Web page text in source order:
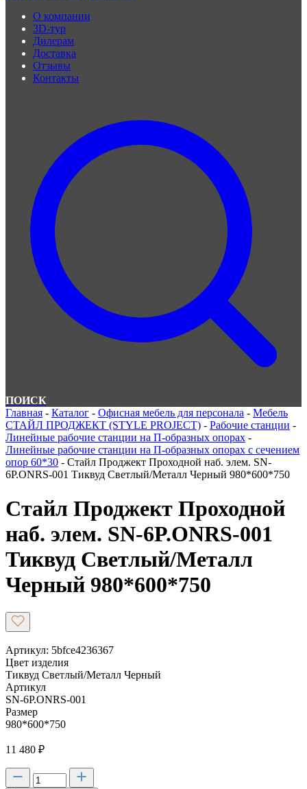
О компании
3D-тур
Дилерам
Доставка
Отзывы
Контакты
ПОИСК
Главная - Каталог - Офисная мебель для персонала - Мебель
СТАЙЛ ПРОДЖЕКТ (STYLE PROJECT) - Рабочие станции -
Линейные рабочие станции на П-образных опорах -
Линейные рабочие станции на П-образных опорах с сечением
опор 60*30 - Стайл Проджект Проходной наб. элем. SN-
6P.ONRS-001 Тиквуд Светлый/Металл Черный 980*600*750
Стайл Проджект Проходной
наб. элем. SN-6P.ONRS-001
Тиквуд Светлый/Металл
Черный 980*600*750
Артикул: 5bfce4236367
Цвет изделия
Тиквуд Светлый/Металл Черный
Артикул
SN-6P.ONRS-001
Размер
980*600*750
11 480 ₽